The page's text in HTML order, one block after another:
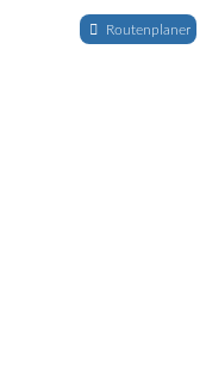
Routenplaner